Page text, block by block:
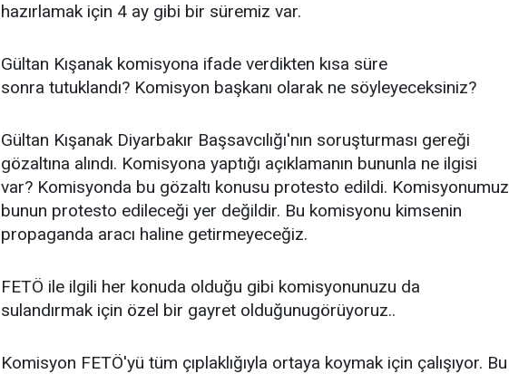
hazırlamak için 4 ay gibi bir süremiz var.
Gültan Kışanak komisyona ifade verdikten kısa süre
sonra tutuklandı? Komisyon başkanı olarak ne söyleyeceksiniz?
Gültan Kışanak Diyarbakır Başsavcılığı'nın soruşturması gereği
gözaltına alındı. Komisyona yaptığı açıklamanın bununla ne ilgisi
var? Komisyonda bu gözaltı konusu protesto edildi. Komisyonumuz
bunun protesto edileceği yer değildir. Bu komisyonu kimsenin
propaganda aracı haline getirmeyeceğiz.
FETÖ ile ilgili her konuda olduğu gibi komisyonunuzu da
sulandırmak için özel bir gayret olduğunugörüyoruz..
Komisyon FETÖ'yü tüm çıplaklığıyla ortaya koymak için çalışıyor. Bu